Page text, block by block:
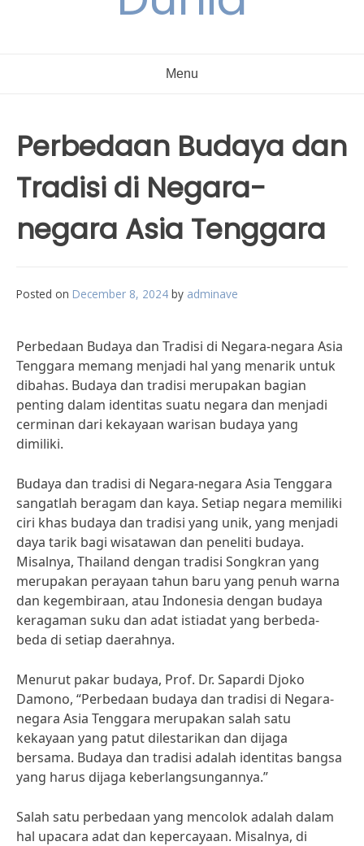
Menu
Perbedaan Budaya dan
Tradisi di Negara-
negara Asia Tenggara
Posted on December 8, 2024 by adminave
Perbedaan Budaya dan Tradisi di Negara-negara Asia
Tenggara memang menjadi hal yang menarik untuk
dibahas. Budaya dan tradisi merupakan bagian
penting dalam identitas suatu negara dan menjadi
cerminan dari kekayaan warisan budaya yang
dimiliki.
Budaya dan tradisi di Negara-negara Asia Tenggara
sangatlah beragam dan kaya. Setiap negara memiliki
ciri khas budaya dan tradisi yang unik, yang menjadi
daya tarik bagi wisatawan dan peneliti budaya.
Misalnya, Thailand dengan tradisi Songkran yang
merupakan perayaan tahun baru yang penuh warna
dan kegembiraan, atau Indonesia dengan budaya
keragaman suku dan adat istiadat yang berbeda-
beda di setiap daerahnya.
Menurut pakar budaya, Prof. Dr. Sapardi Djoko
Damono, “Perbedaan budaya dan tradisi di Negara-
negara Asia Tenggara merupakan salah satu
kekayaan yang patut dilestarikan dan dijaga
bersama. Budaya dan tradisi adalah identitas bangsa
yang harus dijaga keberlangsungannya.”
Salah satu perbedaan yang mencolok adalah dalam
hal upacara adat dan kepercayaan. Misalnya, di